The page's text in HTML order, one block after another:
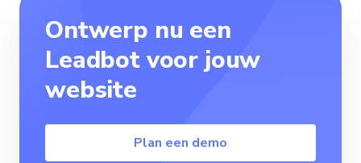
Ontwerp nu een
Leadbot voor jouw
website
Plan een demo